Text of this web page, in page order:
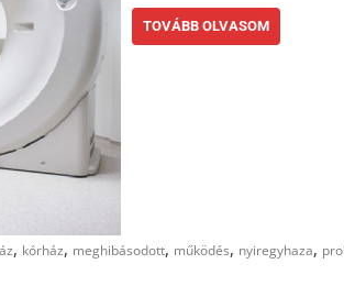
TOVÁBB OLVASOM
, kórház, meghibásodott, működés, nyiregyhaza,